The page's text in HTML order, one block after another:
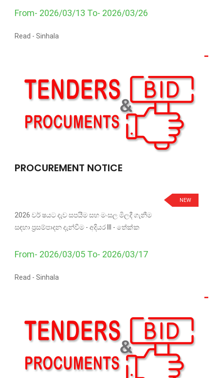
From- 2026/03/13 To- 2026/03/26
Read - Sinhala
PROCUREMENT NOTICE
NEW
2026 වර් ෂයට දැව සපයීම සහ මංසල මිලදී ගැනීම
සඳහා ප්‍රසම්පාදන දැන්වීම - අදියර III - තේක්ක
From- 2026/03/05 To- 2026/03/17
Read - Sinhala